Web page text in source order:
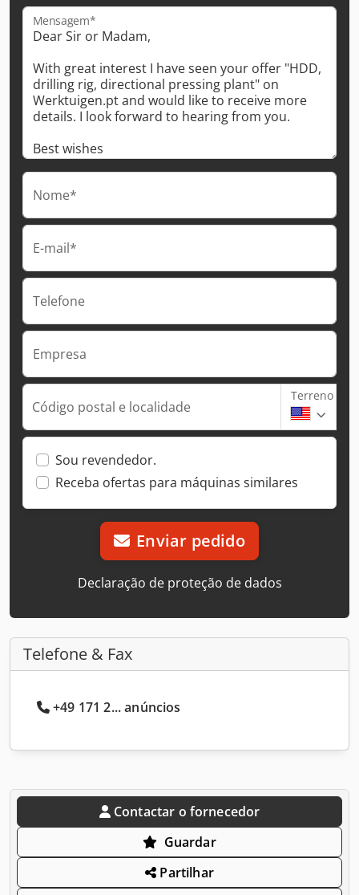
Mensagem*
Nome*
E-mail*
Telefone
Empresa
Código postal e localidade
Terreno
Sou revendedor.
Receba ofertas para máquinas similares
Enviar pedido
Declaração de proteção de dados
Telefone & Fax
+49 171 2... anúncios
Contactar o fornecedor
Guardar
Partilhar